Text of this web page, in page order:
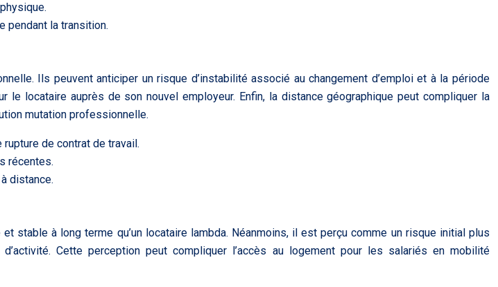
pendant la transition.
Ils peuvent anticiper un risque d’instabilité associé au changement d’emploi et à la période
locataire auprès de son nouvel employeur. Enfin, la distance géographique peut compliquer la
mutation professionnelle.
rupture de contrat de travail.
récentes.
distance.
à long terme qu’un locataire lambda. Néanmoins, il est perçu comme un risque initial plus
Cette perception peut compliquer l’accès au logement pour les salariés en mobilité